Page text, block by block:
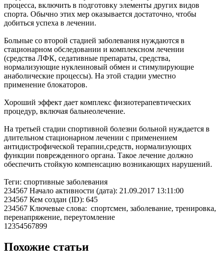
процесса, включить в подготовку элементы других видов
спорта. Обычно этих мер оказывается достаточно, чтобы
добиться успеха в лечении.
Больные со второй стадией заболевания нуждаются в
стационарном обследовании и комплексном лечении
(средства ЛФК, седативные препараты, средства,
нормализующие нуклеиновый обмен и стимулирующие
анаболические процессы). На этой стадии уместно
применение блокаторов.
Хороший эффект дает комплекс физиотерапевтических
процедур, включая бальнеолечение.
На третьей стадии спортивной болезни больной нуждается в
длительном стационарном лечении с применением
антидистрофической терапии,средств, нормализующих
функции поврежденного органа. Такое лечение должно
обеспечить стойкую компенсацию возникающих нарушений.
Теги: спортивные заболевания
234567 Начало активности (дата): 21.09.2017 13:11:00
234567 Кем создан (ID): 645
234567 Ключевые слова: спортсмен, заболевание, тренировка,
перенапряжение, переутомление
12354567899
Похожие статьи